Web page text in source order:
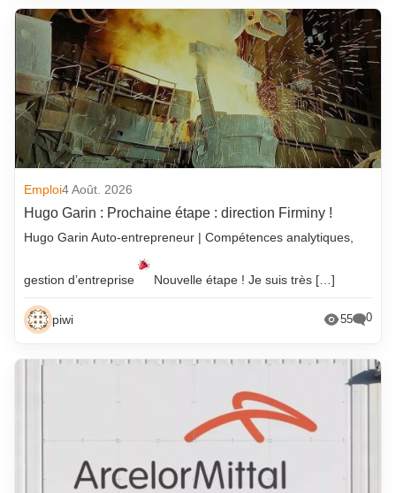
Emploi4 Août. 2026
Hugo Garin : Prochaine étape : direction Firminy !
Hugo Garin Auto-entrepreneur | Compétences analytiques,
gestion d’entreprise Nouvelle étape ! Je suis très […]
piwi 55 0